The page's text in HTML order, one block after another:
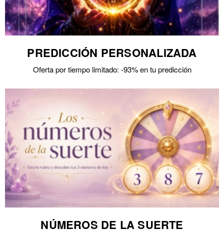
PREDICCIÓN PERSONALIZADA
Oferta por tiempo limitado: -93% en tu predicción
NÚMEROS DE LA SUERTE